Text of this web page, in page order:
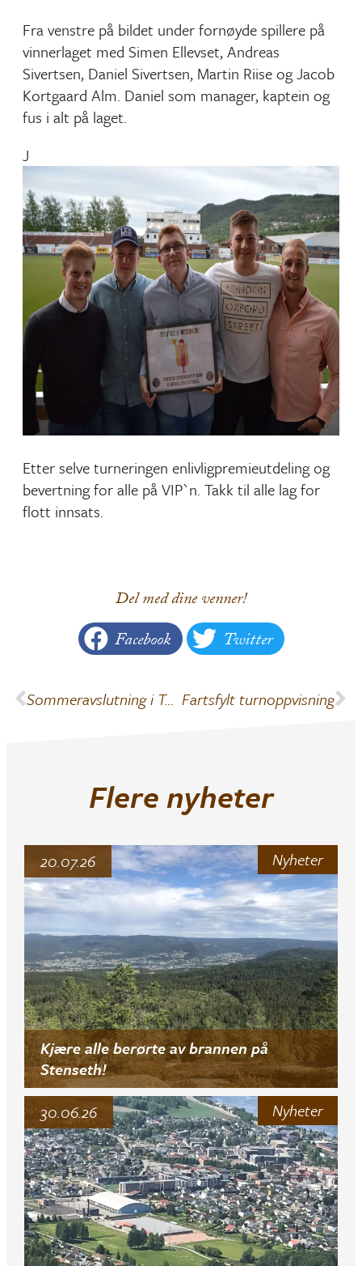
Fra venstre på bildet under fornøyde spillere på
vinnerlaget med Simen Ellevset, Andreas
Sivertsen, Daniel Sivertsen, Martin Riise og Jacob
Kortgaard Alm. Daniel som manager, kaptein og
fus i alt på laget.
J
Etter selve turneringen enlivligpremieutdeling og
bevertning for alle på VIP`n. Takk til alle lag for
flott innsats.
Del med dine venner!
Facebook Twitter
Sommeravslutning i Turn Fartsfylt turnoppvisning
Flere nyheter
Nyheter
Kjære alle berørte av brannen på
Stenseth!
20.07.26
Nyheter
30.06.26